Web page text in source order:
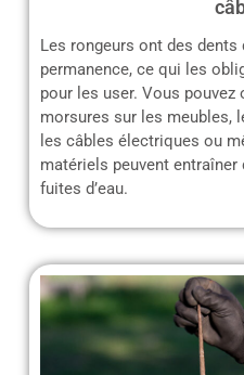
Les rongeurs ont des
permanence, ce qui les
pour les user. Vous pouvez
morsures sur les meubles,
les câbles électriques ou
matériels peuvent
fuites d’eau.